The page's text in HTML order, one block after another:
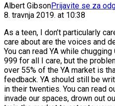
Albert GibsonPrijavite se za
8. travnja 2019. at 10:38
As a teen, I don’t particularly
care about are the voices and
You can read YA while
999 for all I care, but the
over 55% of the YA market is
feedback. YA should still be
in their twenties. You can read
invade our spaces, drown out